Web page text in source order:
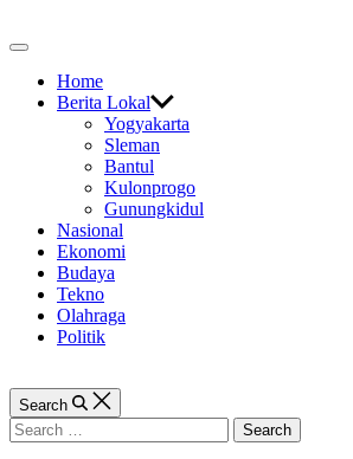
to
Off
CanvasHome
Berita Lokal
Yogyakarta
Sleman
Bantul
Kulonprogo
Gunungkidul
Nasional
Ekonomi
Budaya
Tekno
Olahraga
Politik
Search
Search
for: